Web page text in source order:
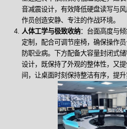
音减震设计，有效降低硬盘读写与
作员创造安静、专注的作战环境。
人体工学与极致收纳：台面高度与
定制，配合可调节座椅，确保操作
防职业病。下方配备大容量封闭式
设计，既保持了外观的整体性，又
间，让桌面时刻保持整洁有序，提升